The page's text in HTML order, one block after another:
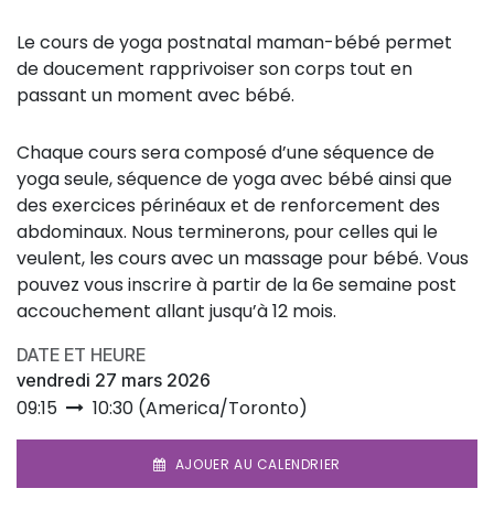
Le cours de yoga postnatal maman-bébé permet
de doucement rapprivoiser son corps tout en
passant un moment avec bébé.
Chaque cours sera composé d’une séquence de
yoga seule, séquence de yoga avec bébé ainsi que
des exercices périnéaux et de renforcement des
abdominaux. Nous terminerons, pour celles qui le
veulent, les cours avec un massage pour bébé. Vous
pouvez vous inscrire à partir de la 6e semaine post
accouchement allant jusqu’à 12 mois.
DATE ET HEURE
vendredi 27 mars 2026
09:15 10:30 (America/Toronto)
AJOUER AU CALENDRIER